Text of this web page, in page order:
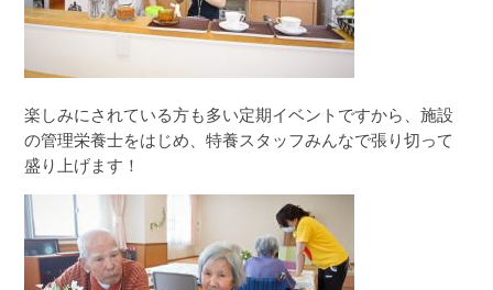
楽しみにされている方も多い定期イベントですから、施設
の管理栄養士をはじめ、特養スタッフみんなで張り切って
盛り上げます！